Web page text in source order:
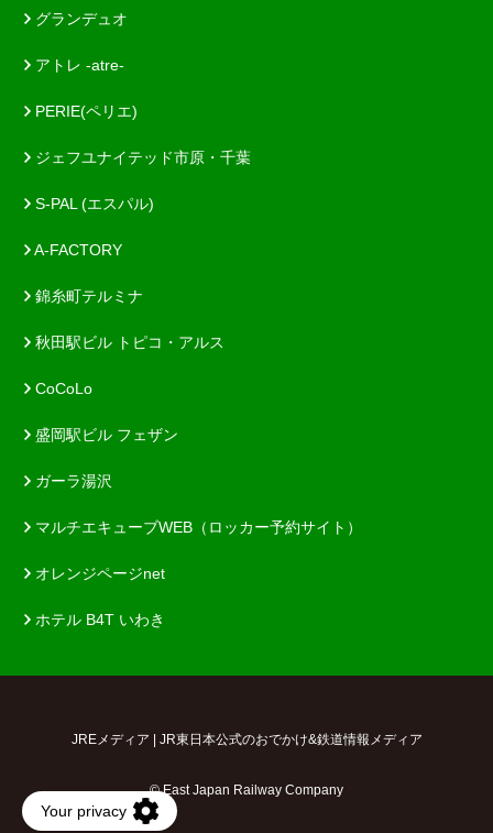
グランデュオ
アトレ -atre-
PERIE(ペリエ)
ジェフユナイテッド市原・千葉
S-PAL (エスパル)
A-FACTORY
錦糸町テルミナ
秋田駅ビル トピコ・アルス
CoCoLo
盛岡駅ビル フェザン
ガーラ湯沢
マルチエキューブWEB（ロッカー予約サイト）
オレンジページnet
ホテル B4T いわき
JREメディア | JR東日本公式のおでかけ&鉄道情報メディア
© East Japan Railway Company